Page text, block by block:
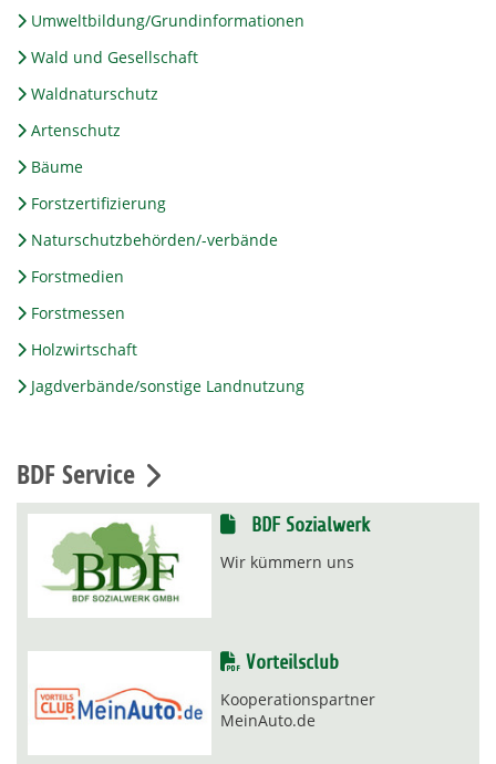
Umweltbildung/Grundinformationen
Wald und Gesellschaft
Waldnaturschutz
Artenschutz
Bäume
Forstzertifizierung
Naturschutzbehörden/-verbände
Forstmedien
Forstmessen
Holzwirtschaft
Jagdverbände/sonstige Landnutzung
BDF Service
BDF Sozialwerk
Wir kümmern uns
Vorteilsclub
Kooperationspartner
MeinAuto.de